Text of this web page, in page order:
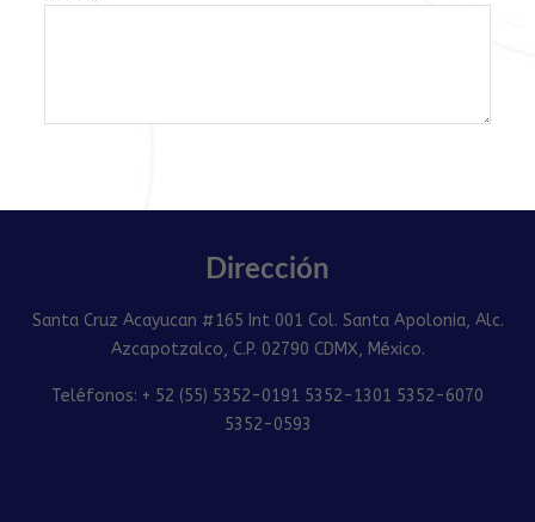
Dirección
Santa Cruz Acayucan #165 Int 001 Col. Santa Apolonia, Alc.
Azcapotzalco, C.P. 02790 CDMX, México.
Teléfonos: + 52 (55) 5352-0191 5352-1301 5352-6070
5352-0593